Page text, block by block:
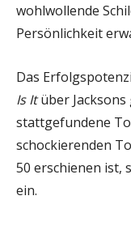
wohlwollende
Persönlichkeit
Das
Is Itüber
stattgefundene
schockierenden
50 erschienen ist,
ein.